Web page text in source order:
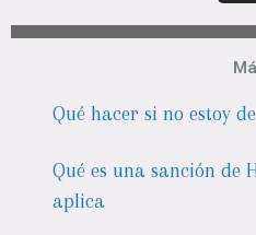
Qué hacer si no estoy
Qué es una sanción de
aplica